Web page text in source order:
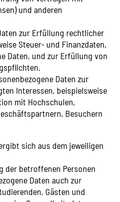
und anderen
zur Erfüllung rechtlicher
Steuer- und Finanzdaten,
Daten, und zur Erfüllung von
Daten zur
Interessen, beispielsweise
mit Hochschulen,
Besuchern
sich aus dem jeweiligen
der betroffenen Personen
Daten auch zur
Gästen und